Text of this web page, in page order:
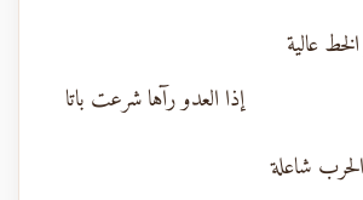
عالية
إذا العدو رآها شرعت باتا
شاعلة